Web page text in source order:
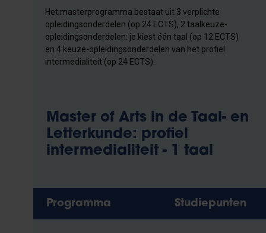
Het masterprogramma bestaat uit 3 verplichte
opleidingsonderdelen (op 24 ECTS), 2 taalkeuze-
opleidingsonderdelen: je kiest één taal (op 12 ECTS)
en 4 keuze-opleidingsonderdelen van het profiel
intermedialiteit (op 24 ECTS).
Master of Arts in de Taal- en
Letterkunde: profiel
intermedialiteit - 1 taal
Programma Studiepunten